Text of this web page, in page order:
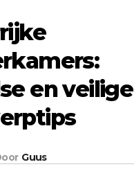
en veilige
Guus